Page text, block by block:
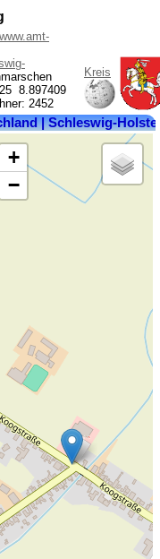
www.amt-
8.897409
2452
Kreis